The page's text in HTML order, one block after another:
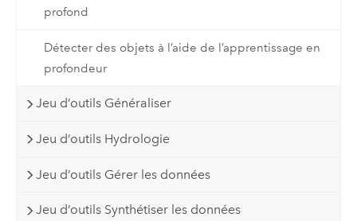
profond
Détecter des objets à l’aide de l’apprentissage en
profondeur
Jeu d’outils Généraliser
Jeu d’outils Hydrologie
Jeu d’outils Gérer les données
Jeu d’outils Synthétiser les données